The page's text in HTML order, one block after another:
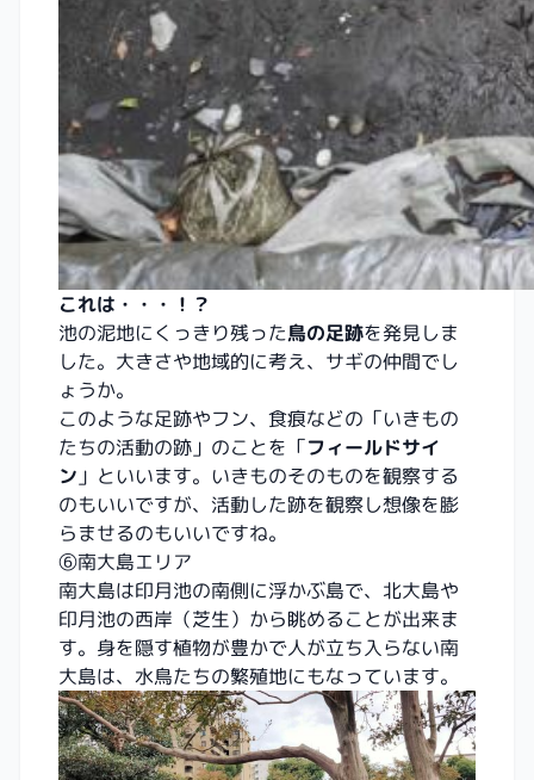
これは・・・！？
池の泥地にくっきり残った鳥の足跡を発見しま
した。大きさや地域的に考え、サギの仲間でし
ょうか。
このような足跡やフン、食痕などの「いきもの
たちの活動の跡」のことを「フィールドサイ
ン」といいます。いきものそのものを観察する
のもいいですが、活動した跡を観察し想像を膨
らませるのもいいですね。
⑥南大島エリア
南大島は印月池の南側に浮かぶ島で、北大島や
印月池の西岸（芝生）から眺めることが出来ま
す。身を隠す植物が豊かで人が立ち入らない南
大島は、水鳥たちの繁殖地にもなっています。